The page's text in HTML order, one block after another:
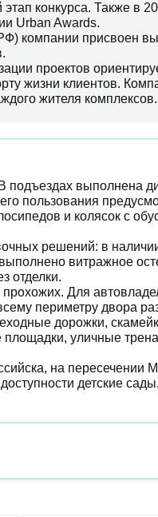
конкурса. Также в
Urban Awards.
компании присвоен
проектов
жизни клиентов.
жителя комплексов.
выполнена
пользования
и колясок с
решений: в наличии
витражное
отделки.
Для
периметру двора
дорожки,
площадки, уличные
на пересечении
детские